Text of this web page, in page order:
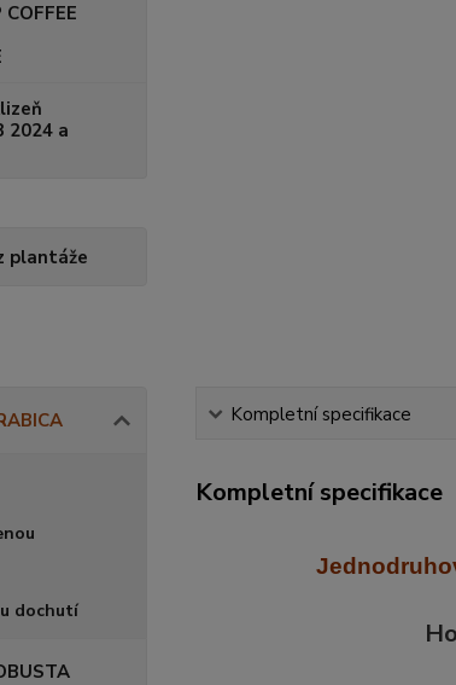
2024 a
plantáže
dochutí
Kompletní specifikace
Kompletní specifikace